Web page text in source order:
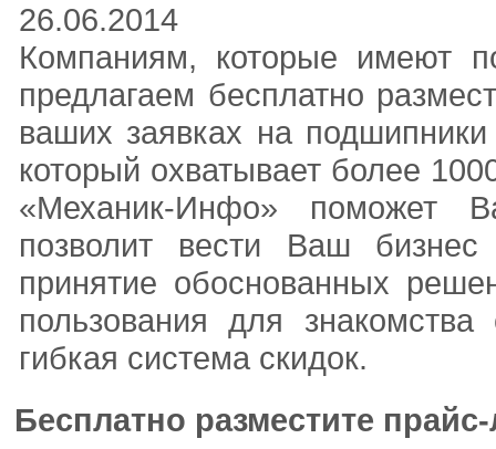
26.06.2014
Компаниям, которые имеют
предлагаем бесплатно
ваших заявках на
который охватывает более
«Механик-Инфо» поможет
позволит вести Ваш
принятие обоснованных
пользования для
гибкая система скидок.
Бесплатно разместите